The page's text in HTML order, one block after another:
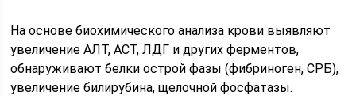
На основе биохимического анализа крови выявляют
увеличение АЛТ, АСТ, ЛДГ и других ферментов,
обнаруживают белки острой фазы (фибриноген, СРБ),
увеличение билирубина, щелочной фосфатазы.